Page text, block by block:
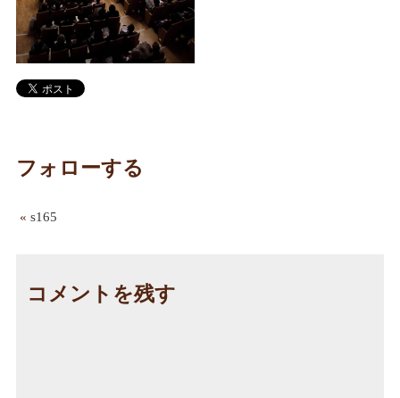
フォローする
«s165
コメントを残す